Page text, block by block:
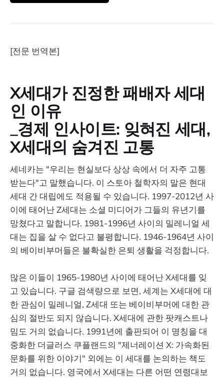
[전문 번역본]
X세대가 진정한 패배자 세대
인 이유
_경제 인사이트: 잊혀진 세대,
X세대의 숨겨진 고통
세네카는 "우리는 현실보다 상상 속에서 더 자주 고통
받는다"고 말했습니다. 이 스토아 철학자의 말은 현대
세대 간 대립에도 적용될 수 있습니다. 1997-2012년 사
이에 태어난 Z세대는 소셜 미디어가 그들의 유년기를
망쳤다고 말합니다. 1981-1996년 사이의 밀레니얼 세
대는 집을 살 수 없다고 불평합니다. 1946-1964년 사이
의 베이비부머들은 불확실한 은퇴 생활을 걱정합니다.
많은 이들이 1965-1980년 사이에 태어난 X세대를 잊
고 있습니다. 구글 검색량으로 보면, 세계는 X세대에 대
한 관심이 밀레니얼, Z세대 또는 베이비부머에 대한 관
심의 절반도 되지 않습니다. X세대에 관한 팟캐스트나
밈도 거의 없습니다. 1991년에 출판되어 이 명칭을 대
중화한 더글러스 쿠플랜드의 "제너레이션 X: 가속화된
문화를 위한 이야기" 외에는 이 세대를 논의하는 책도
거의 없습니다. 영국에서 X세대는 다른 어떤 연령대보